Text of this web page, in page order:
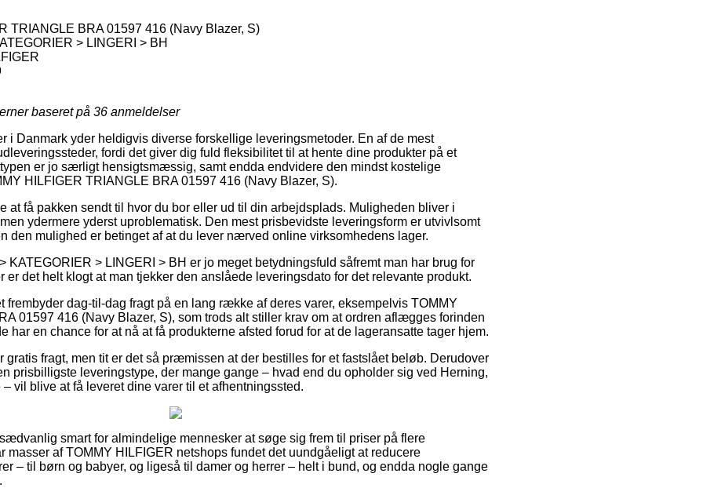
TRIANGLE BRA 01597 416 (Navy Blazer, S)
> LINGERI > BH
baseret på 36 anmeldelser
i Danmark yder heldigvis diverse forskellige leveringsmetoder. En af de mest
fordi det giver dig fuld fleksibilitet til at hente dine produkter på et
er jo særligt hensigtsmæssig, samt endda endvidere den mindst kostelige
HILFIGER TRIANGLE BRA 01597 416 (Navy Blazer, S).
at få pakken sendt til hvor du bor eller ud til din arbejdsplads. Muligheden bliver i
ydermere yderst uproblematisk. Den mest prisbevidste leveringsform er utvivlsomt
den mulighed er betinget af at du lever nærved online virksomhedens lager.
KATEGORIER > LINGERI > BH er jo meget betydningsfuld såfremt man har brug for
er det helt klogt at man tjekker den anslåede leveringsdato for det relevante produkt.
frembyder dag-til-dag fragt på en lang række af deres varer, eksempelvis TOMMY
01597 416 (Navy Blazer, S), som trods alt stiller krav om at ordren aflægges forinden
har en chance for at nå at få produkterne afsted forud for at de lageransatte tager hjem.
gratis fragt, men tit er det så præmissen at der bestilles for et fastslået beløb. Derudover
prisbilligste leveringstype, der mange gange – hvad end du opholder sig ved Herning,
vil blive at få leveret dine varer til et afhentningssted.
smart for almindelige mennesker at søge sig frem til priser på flere
masser af TOMMY HILFIGER netshops fundet det uundgåeligt at reducere
– til børn og babyer, og ligeså til damer og herrer – helt i bund, og endda nogle gange